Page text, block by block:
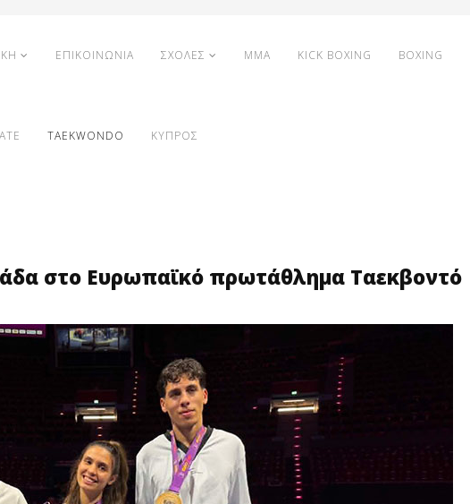
ΕΠΙΚΟΙΝΩΝΙΑ ΣΧΟΛΕΣ MMA KICK BOXING BOXING
TAEKWONDO ΚΥΠΡΟΣ
στο Ευρωπαϊκό πρωτάθλημα Ταεκβοντό